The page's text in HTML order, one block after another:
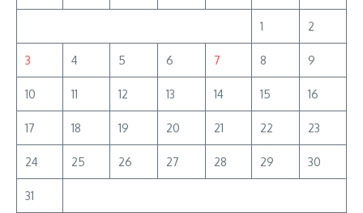
1 2
3 4 5 6 7 8 9
10 11 12 13 14 15 16
17 18 19 20 21 22 23
24 25 26 27 28 29 30
31